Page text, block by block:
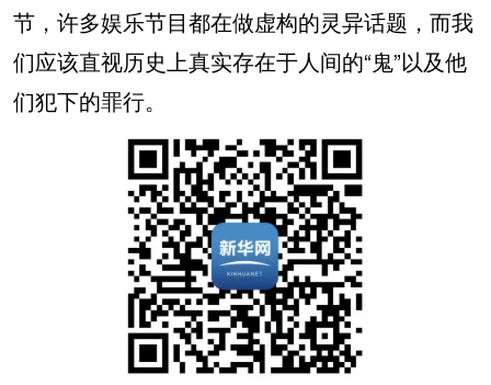
节，许多娱乐节目都在做虚构的灵异话题，而我
们应该直视历史上真实存在于人间的“鬼”以及他
们犯下的罪行。